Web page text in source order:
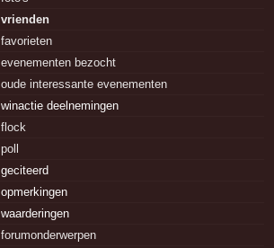
vrienden
favorieten
evenementen bezocht
oude interessante evenementen
winactie deelnemingen
flock
poll
geciteerd
opmerkingen
waarderingen
forumonderwerpen